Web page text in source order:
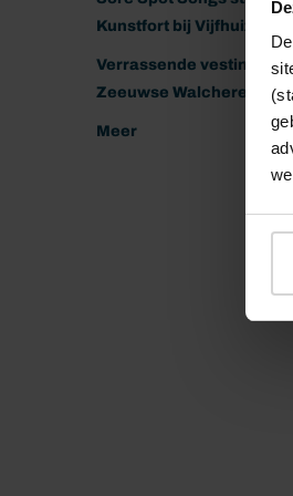
Kunstfort bij Vijfhuizen
Verrassende vestingen
Zeeuwse Walcheren
Meer
©